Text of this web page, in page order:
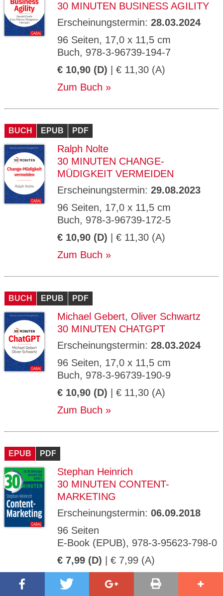
30 MINUTEN BUSINESS AGILITY
Erscheinungstermin: 28.03.2024
96 Seiten, 17,0 x 11,5 cm
Buch, 978-3-96739-194-7
€ 10,90 (D) | € 11,30 (A)
Zum Buch
BUCH EPUB PDF
Ralph Nolte
30 MINUTEN CHANGE-
MÜDIGKEIT VERMEIDEN
Erscheinungstermin: 29.08.2023
96 Seiten, 17,0 x 11,5 cm
Buch, 978-3-96739-172-5
€ 10,90 (D) | € 11,30 (A)
Zum Buch
BUCH EPUB PDF
Michael Gebert, Oliver Schwartz
30 MINUTEN CHATGPT
Erscheinungstermin: 28.03.2024
96 Seiten, 17,0 x 11,5 cm
Buch, 978-3-96739-190-9
€ 10,90 (D) | € 11,30 (A)
Zum Buch
EPUB PDF
Stephan Heinrich
30 MINUTEN CONTENT-
MARKETING
Erscheinungstermin: 06.09.2018
96 Seiten
E-Book (EPUB), 978-3-95623-798-0
€ 7,99 (D) | € 7,99 (A)
Zum E-Book (EPUB)